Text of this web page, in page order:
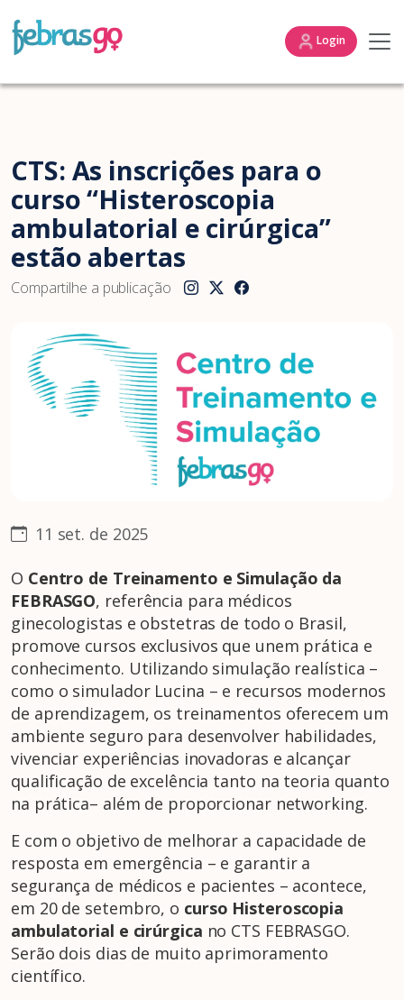
Login
CTS: As inscrições para o
curso “Histeroscopia
ambulatorial e cirúrgica”
estão abertas
Compartilhe a publicação
11 set. de 2025
O Centro de Treinamento e Simulação da
FEBRASGO, referência para médicos
ginecologistas e obstetras de todo o Brasil,
promove cursos exclusivos que unem prática e
conhecimento. Utilizando simulação realística –
como o simulador Lucina – e recursos modernos
de aprendizagem, os treinamentos oferecem um
ambiente seguro para desenvolver habilidades,
vivenciar experiências inovadoras e alcançar
qualificação de excelência tanto na teoria quanto
na prática– além de proporcionar networking.
E com o objetivo de melhorar a capacidade de
resposta em emergência – e garantir a
segurança de médicos e pacientes – acontece,
em 20 de setembro, o curso Histeroscopia
ambulatorial e cirúrgica no CTS FEBRASGO.
Serão dois dias de muito aprimoramento
científico.